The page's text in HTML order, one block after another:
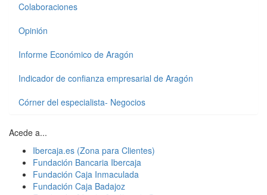
Colaboraciones
Opinión
Informe Económico de Aragón
Indicador de confianza empresarial de Aragón
Córner del especialista- Negocios
Acede a...
Ibercaja.es (Zona para Clientes)
Fundación Bancaria Ibercaja
Fundación Caja Inmaculada
Fundación Caja Badajoz